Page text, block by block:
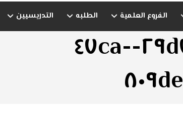
الفروع العلمية الطلبه التدريسيين
d٨٣b٩bab-٢٩d٧-٤٧ca-